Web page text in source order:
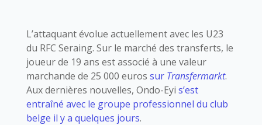
L’attaquant évolue actuellement avec les U23
du RFC Seraing. Sur le marché des transferts, le
joueur de 19 ans est associé à une valeur
marchande de 25 000 euros sur Transfermarkt.
Aux dernières nouvelles, Ondo-Eyi s’est
entraîné avec le groupe professionnel du club
belge il y a quelques jours.